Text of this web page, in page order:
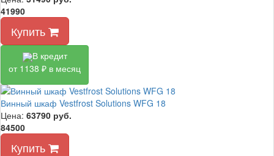
41990
Купить
В кредит
от 1138 ₽ в месяц
Винный шкаф Vestfrost Solutions WFG 18
Цена: 63790 руб.
84500
Купить